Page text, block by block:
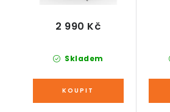
Skladem
2 990 Kč